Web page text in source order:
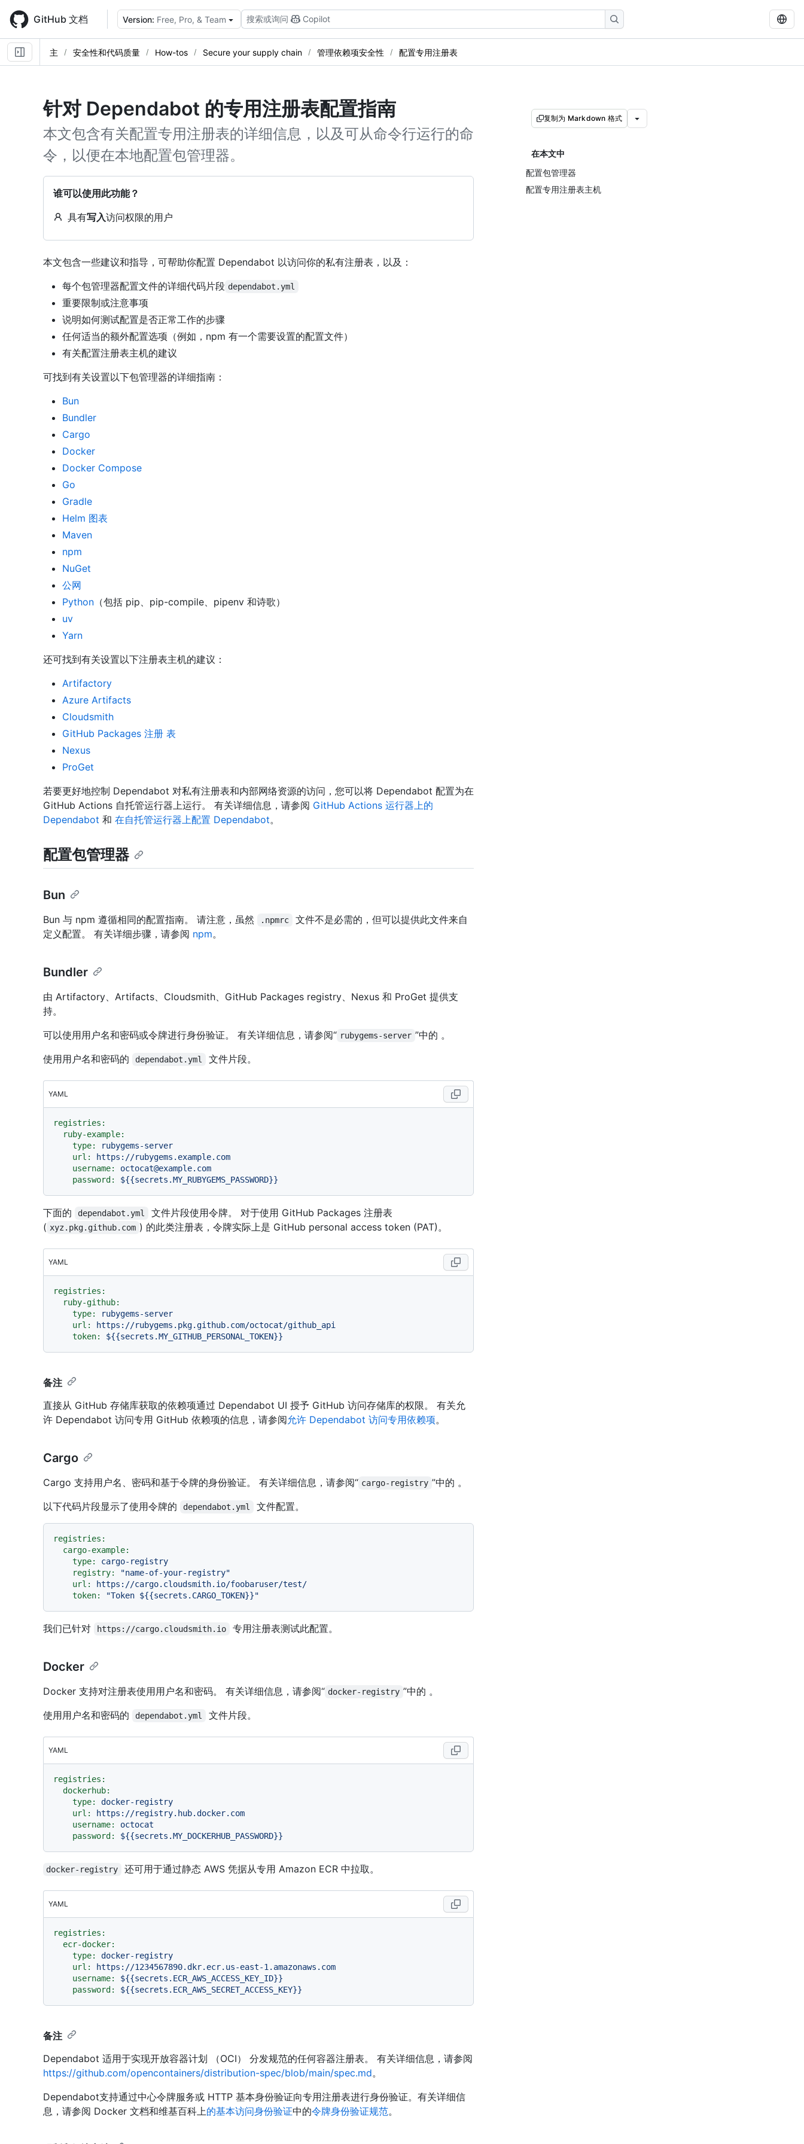
main
content
GitHub 文档 Version: Free, Pro, & Team 搜索或询问 Copilot
主 安全性和代码质量 How-tos Secure your supply chain 管理依赖项安全性 配置专用注册表
针对 Dependabot 的专用注册表配置指南
本文包含有关配置专用注册表的详细信息，以及可从命令行运行的命
令，以便在本地配置包管理器。
谁可以使用此功能？
具有写入访问权限的用户
复制为 Markdown 格式
在本文中
配置包管理器
配置专用注册表主机
本文包含一些建议和指导，可帮助你配置 Dependabot 以访问你的私有注册表，以及：
每个包管理器配置文件的详细代码片段 dependabot.yml
重要限制或注意事项
说明如何测试配置是否正常工作的步骤
任何适当的额外配置选项（例如，npm 有一个需要设置的配置文件）
有关配置注册表主机的建议
可找到有关设置以下包管理器的详细指南：
Bun
Bundler
Cargo
Docker
Docker Compose
Go
Gradle
Helm 图表
Maven
npm
NuGet
公网
Python （包括 pip、pip-compile、pipenv 和诗歌）
uv
Yarn
还可找到有关设置以下注册表主机的建议：
Artifactory
Azure Artifacts
Cloudsmith
GitHub Packages 注册 表
Nexus
ProGet
若要更好地控制 Dependabot 对私有注册表和内部网络资源的访问，您可以将 Dependabot 配置为在
GitHub Actions 自托管运行器上运行。 有关详细信息，请参阅 GitHub Actions 运行器上的
Dependabot 和 在自托管运行器上配置 Dependabot。
配置包管理器
Bun
Bun 与 npm 遵循相同的配置指南。 请注意，虽然 .npmrc
文件不是必需的，但可以提供此文件来自
定义配置。 有关详细步骤，请参阅 npm。
Bundler
由 Artifactory、Artifacts、Cloudsmith、GitHub Packages registry、Nexus 和 ProGet 提供支
持。
可以使用用户名和密码或令牌进行身份验证。 有关详细信息，请参阅“ rubygems-server ”中的 。
使用用户名和密码的
dependabot.yml 文件片段。
YAML
registries:
ruby-example:
type:
rubygems-server
url:
https://rubygems.example.com
username:
octocat@example.com
password:
${{secrets.MY_RUBYGEMS_PASSWORD}}
下面的 dependabot.yml
文件片段使用令牌。 对于使用 GitHub Packages 注册表
( xyz.pkg.github.com ) 的此类注册表，令牌实际上是 GitHub personal access token (PAT)。
YAML
registries:
ruby-github:
type:
rubygems-server
url:
https://rubygems.pkg.github.com/octocat/github_api
token:
${{secrets.MY_GITHUB_PERSONAL_TOKEN}}
备注
直接从 GitHub 存储库获取的依赖项通过 Dependabot UI 授予 GitHub 访问存储库的权限。 有关允
许 Dependabot 访问专用 GitHub 依赖项的信息，请参阅允许 Dependabot 访问专用依赖项。
Cargo
Cargo 支持用户名、密码和基于令牌的身份验证。 有关详细信息，请参阅“ cargo-registry ”中的 。
以下代码片段显示了使用令牌的
dependabot.yml 文件配置。
registries:
cargo-example:
type:
cargo-registry
registry:
"name-of-your-registry"
url:
https://cargo.cloudsmith.io/foobaruser/test/
token:
"Token ${{secrets.CARGO_TOKEN}}"
我们已针对 https://cargo.cloudsmith.io 专用注册表测试此配置。
Docker
Docker 支持对注册表使用用户名和密码。 有关详细信息，请参阅“ docker-registry ”中的 。
使用用户名和密码的
dependabot.yml 文件片段。
YAML
registries:
dockerhub:
type:
docker-registry
url:
https://registry.hub.docker.com
username:
octocat
password:
${{secrets.MY_DOCKERHUB_PASSWORD}}
docker-registry 还可用于通过静态 AWS 凭据从专用 Amazon ECR 中拉取。
YAML
registries:
ecr-docker:
type:
docker-registry
url:
https://1234567890.dkr.ecr.us-east-1.amazonaws.com
username:
${{secrets.ECR_AWS_ACCESS_KEY_ID}}
password:
${{secrets.ECR_AWS_SECRET_ACCESS_KEY}}
备注
Dependabot 适用于实现开放容器计划 （OCI） 分发规范的任何容器注册表。 有关详细信息，请参阅
https://github.com/opencontainers/distribution-spec/blob/main/spec.md。
Dependabot支持通过中心令牌服务或 HTTP 基本身份验证向专用注册表进行身份验证。有关详细信
息，请参阅 Docker 文档和维基百科上的基本访问身份验证中的令牌身份验证规范。